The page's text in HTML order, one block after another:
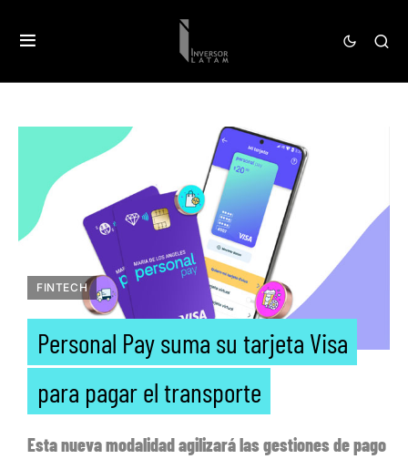
FINTECH
Personal Pay suma su tarjeta Visa
para pagar el transporte
Esta nueva modalidad agilizará las gestiones de pago